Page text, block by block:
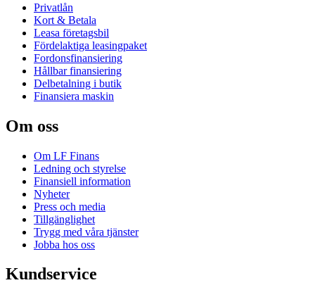
Privatlån
Kort & Betala
Leasa företagsbil
Fördelaktiga leasingpaket
Fordonsfinansiering
Hållbar finansiering
Delbetalning i butik
Finansiera maskin
Om oss
Om LF Finans
Ledning och styrelse
Finansiell information
Nyheter
Press och media
Tillgänglighet
Trygg med våra tjänster
Jobba hos oss
Kundservice